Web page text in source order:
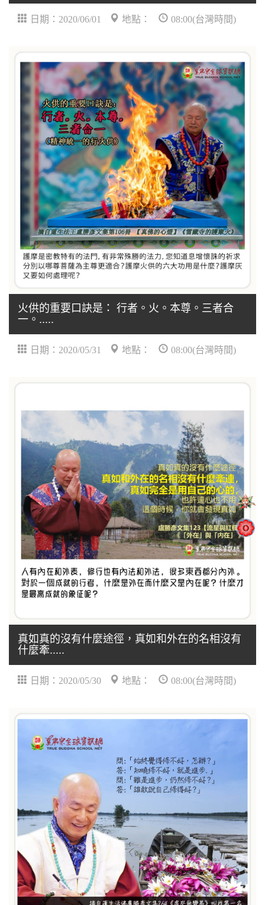
日期：2020/06/01 地點： 08:00(台灣時間)
火供的重要口訣是： 行者。火。本尊。三者合
一。.....
日期：2020/05/31 地點： 08:00(台灣時間)
真如真的沒有什麼途徑，真如和外在的名相沒有
什麼牽.....
日期：2020/05/30 地點： 08:00(台灣時間)